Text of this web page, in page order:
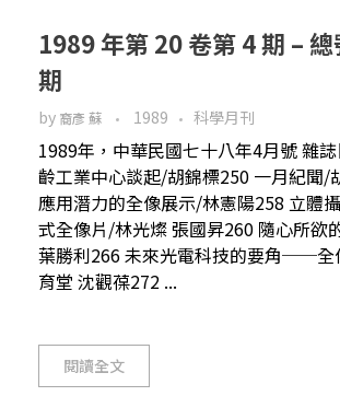
1989 年第 20 卷第 4 期 –
期
by 裔彥 蘇 1989 科學月刊
1989年，中華民國七十八年4月號 雜
齡工業中心談起/胡錦標250 一月紀聞/
應用潛力的全像展示/林憲陽258 立
式全像片/林光燦 張國昇260 隨心所欲
葉勝利266 未來光電科技的要角──全
育堂 沈觀葆272 ...
閱讀全文